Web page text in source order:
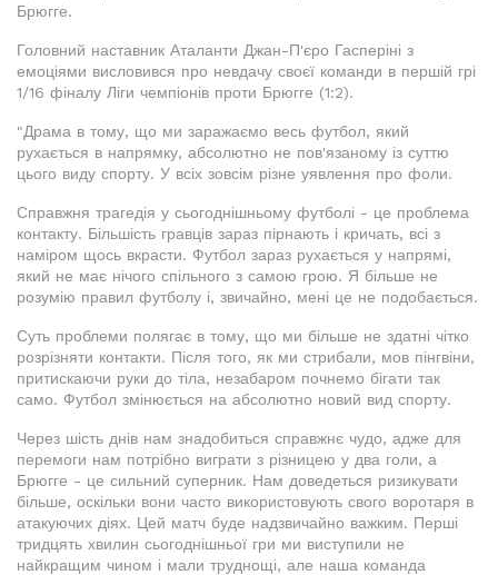
Брюгге.
Головний наставник Аталанти Джан-П'єро Гасперіні з
емоціями висловився про невдачу своєї команди в першій грі
1/16 фіналу Ліги чемпіонів проти Брюгге (1:2).
"Драма в тому, що ми заражаємо весь футбол, який
рухається в напрямку, абсолютно не пов'язаному із суттю
цього виду спорту. У всіх зовсім різне уявлення про фоли.
Справжня трагедія у сьогоднішньому футболі - це проблема
контакту. Більшість гравців зараз пірнають і кричать, всі з
наміром щось вкрасти. Футбол зараз рухається у напрямі,
який не має нічого спільного з самою грою. Я більше не
розумію правил футболу і, звичайно, мені це не подобається.
Суть проблеми полягає в тому, що ми більше не здатні чітко
розрізняти контакти. Після того, як ми стрибали, мов пінгвіни,
притискаючи руки до тіла, незабаром почнемо бігати так
само. Футбол змінюється на абсолютно новий вид спорту.
Через шість днів нам знадобиться справжнє чудо, адже для
перемоги нам потрібно виграти з різницею у два голи, а
Брюгге - це сильний суперник. Нам доведеться ризикувати
більше, оскільки вони часто використовують свого воротаря в
атакуючих діях. Цей матч буде надзвичайно важким. Перші
тридцять хвилин сьогоднішньої гри ми виступили не
найкращим чином і мали труднощі, але наша команда